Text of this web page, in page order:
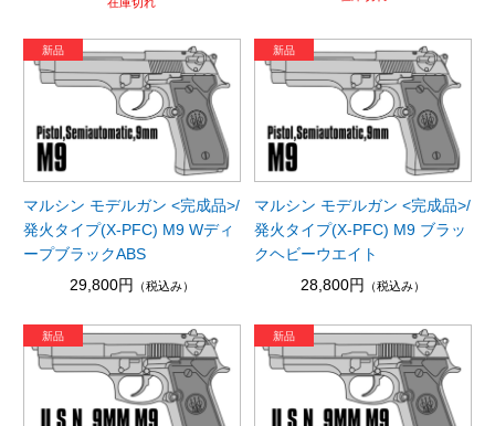
マルシン モデルガン <完成品>/
発火タイプ(X-PFC) M9 Wディ
ープブラックABS
29,800円
（税込み）
マルシン モデルガン <完成品>/
発火タイプ(X-PFC) M9 ブラッ
クヘビーウエイト
28,800円
（税込み）